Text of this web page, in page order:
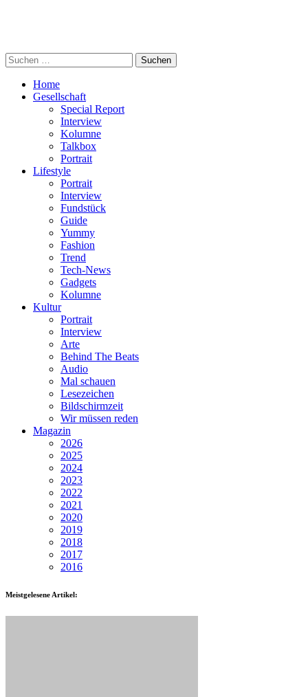
Suchen
nach:
Home
Gesellschaft
Special Report
Interview
Kolumne
Talkbox
Portrait
Lifestyle
Portrait
Interview
Fundstück
Guide
Yummy
Fashion
Trend
Tech-News
Gadgets
Kolumne
Kultur
Portrait
Interview
Arte
Behind The Beats
Audio
Mal schauen
Lesezeichen
Bildschirmzeit
Wir müssen reden
Magazin
2026
2025
2024
2023
2022
2021
2020
2019
2018
2017
2016
Meistgelesene Artikel: